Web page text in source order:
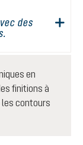
des
en
finitions à
contours